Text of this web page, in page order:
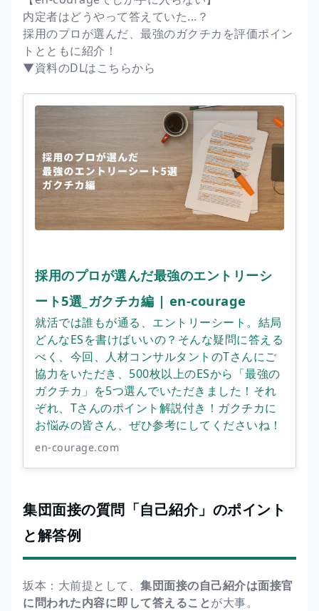
内定者はどうやって答えていた...？
採用のプロが選んだ、最強のガクチカを評価ポイン
トとともに紹介！
▼資料のDLはこちらから
採用のプロが選んだ最強のエントリーシ
ート5選_ガクチカ編 | en-courage
就活では誰もが通る、エントリーシート。結局
どんなESを書けばいいの？そんな疑問に答える
べく、今回、人材コンサルタントのTさんにご
協力をいただき、500枚以上のESから「最強の
ガクチカ」を5つ選んでいただきました！それ
ぞれ、Tさんのポイント解説付き！ガクチカに
お悩みの皆さん、ぜひ参考にしてくださいね！
en-courage.com
集団面接の質問「自己紹介」のポイント
と解答例
坂本：大前提として、 集団面接の自己紹介は面接官
に問われた内容に即して答えることが大事。